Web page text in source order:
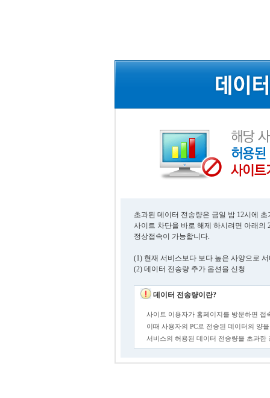
초과된 데이터 전송량은 금일 밤 12시에
사이트 차단을 바로 해제 하시려면 아래의
정상접속이 가능합니다.
(1) 현재 서비스보다 보다 높은 사양으로
(2) 데이터 전송량 추가 옵션을 신청
데이터 전송량이란?
사이트 이용자가 홈페이지를 방문하면 접
이때 사용자의 PC로 전송된 데이터의 양
서비스의 허용된 데이터 전송량을 초과